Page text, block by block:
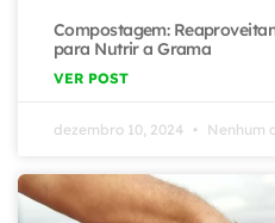
Compostagem:
para Nutrir a Grama
VER POST
dezembro 10, 2024 Nenhum